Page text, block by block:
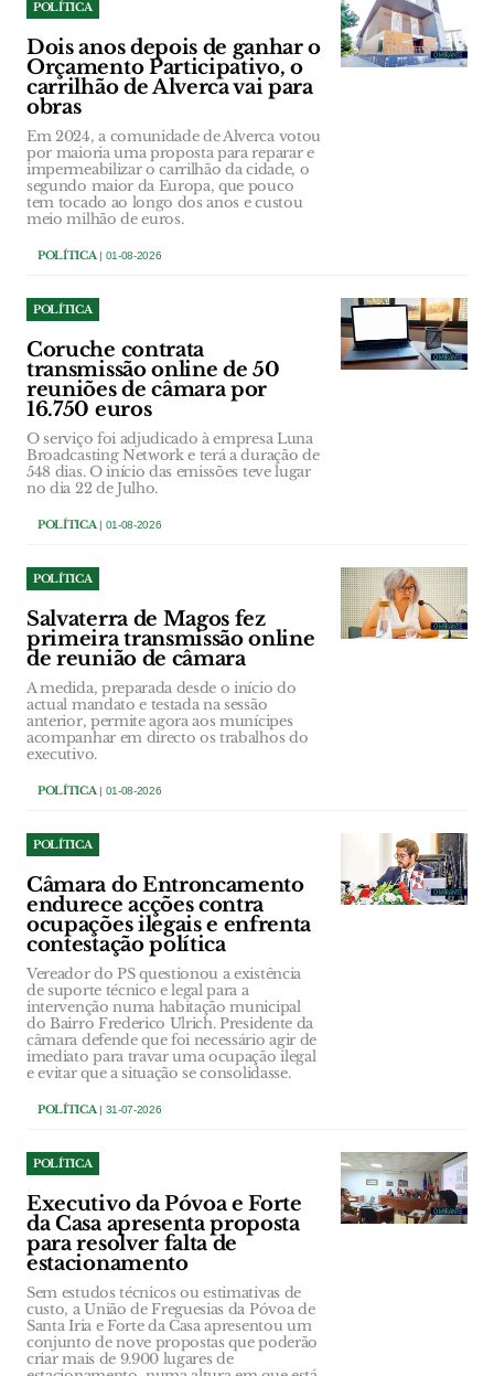
POLÍTICA
Dois anos depois de ganhar o
Orçamento Participativo, o
carrilhão de Alverca vai para
obras
Em 2024, a comunidade de Alverca votou
por maioria uma proposta para reparar e
impermeabilizar o carrilhão da cidade, o
segundo maior da Europa, que pouco
tem tocado ao longo dos anos e custou
meio milhão de euros.
POLÍTICA| 01-08-2026
POLÍTICA
Coruche contrata
transmissão online de 50
reuniões de câmara por
16.750 euros
O serviço foi adjudicado à empresa Luna
Broadcasting Network e terá a duração de
548 dias. O início das emissões teve lugar
no dia 22 de Julho.
POLÍTICA| 01-08-2026
POLÍTICA
Salvaterra de Magos fez
primeira transmissão online
de reunião de câmara
A medida, preparada desde o início do
actual mandato e testada na sessão
anterior, permite agora aos munícipes
acompanhar em directo os trabalhos do
executivo.
POLÍTICA| 01-08-2026
POLÍTICA
Câmara do Entroncamento
endurece acções contra
ocupações ilegais e enfrenta
contestação política
Vereador do PS questionou a existência
de suporte técnico e legal para a
intervenção numa habitação municipal
do Bairro Frederico Ulrich. Presidente da
câmara defende que foi necessário agir de
imediato para travar uma ocupação ilegal
e evitar que a situação se consolidasse.
POLÍTICA| 31-07-2026
POLÍTICA
Executivo da Póvoa e Forte
da Casa apresenta proposta
para resolver falta de
estacionamento
Sem estudos técnicos ou estimativas de
custo, a União de Freguesias da Póvoa de
Santa Iria e Forte da Casa apresentou um
conjunto de nove propostas que poderão
criar mais de 9.900 lugares de